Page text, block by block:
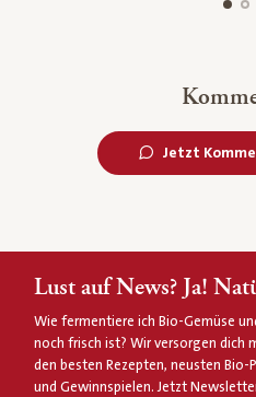
Jetzt
Lust auf News? Ja!
Wie fermentiere ich Bio-Gemüse
noch frisch ist? Wir versorgen dich
den besten Rezepten, neusten Bio-
und Gewinnspielen. Jetzt